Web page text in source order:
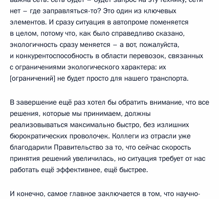
нет – где заправляться-то? Это один из ключевых
элементов. И сразу ситуация в автопроме поменяется
в целом, потому что, как было справедливо сказано,
экологичность сразу меняется – а вот, пожалуйста,
и конкурентоспособность в области перевозок, связанных
с ограничениями экологического характера: их
[ограничений] не будет просто для нашего транспорта.
В завершение ещё раз хотел бы обратить внимание, что все
решения, которые мы принимаем, должны
реализовываться максимально быстро, без излишних
бюрократических проволочек. Коллеги из отрасли уже
благодарили Правительство за то, что сейчас скорость
принятия решений увеличилась, но ситуация требует от нас
работать ещё эффективнее, ещё быстрее.
И конечно, самое главное заключается в том, что научно-